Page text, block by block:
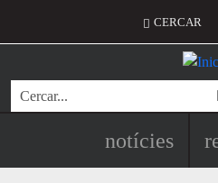
Menú
CERCAR
Cerca
Navegació
notícies